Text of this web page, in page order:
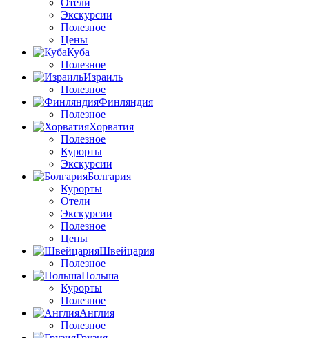
Отели
Экскурсии
Полезное
Цены
Куба
Полезное
Израиль
Полезное
Финляндия
Полезное
Хорватия
Полезное
Курорты
Экскурсии
Болгария
Курорты
Отели
Экскурсии
Полезное
Цены
Швейцария
Полезное
Польша
Курорты
Полезное
Англия
Полезное